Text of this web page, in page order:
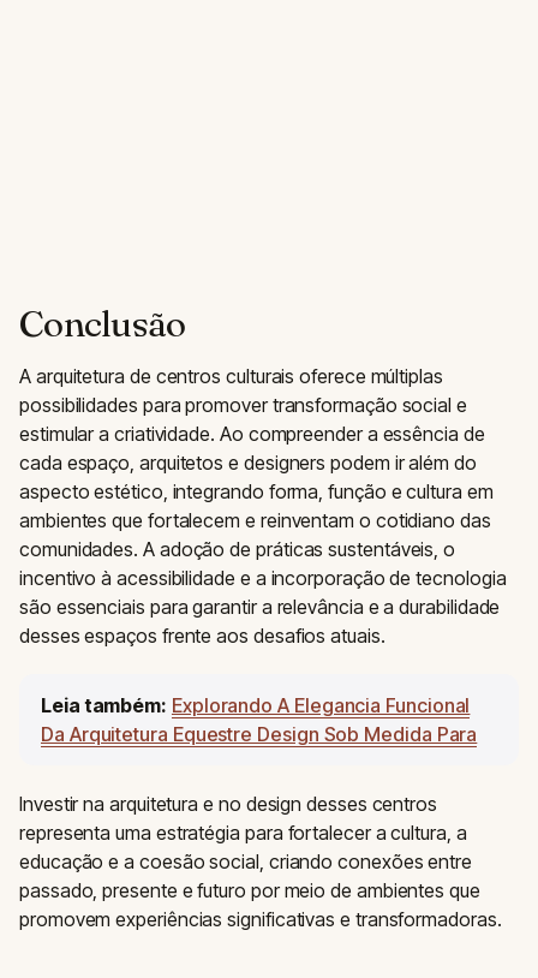
Conclusão
A arquitetura de centros culturais oferece múltiplas
possibilidades para promover transformação social e
estimular a criatividade. Ao compreender a essência de
cada espaço, arquitetos e designers podem ir além do
aspecto estético, integrando forma, função e cultura em
ambientes que fortalecem e reinventam o cotidiano das
comunidades. A adoção de práticas sustentáveis, o
incentivo à acessibilidade e a incorporação de tecnologia
são essenciais para garantir a relevância e a durabilidade
desses espaços frente aos desafios atuais.
Leia também: Explorando A Elegancia Funcional
Da Arquitetura Equestre Design Sob Medida Para
Investir na arquitetura e no design desses centros
representa uma estratégia para fortalecer a cultura, a
educação e a coesão social, criando conexões entre
passado, presente e futuro por meio de ambientes que
promovem experiências significativas e transformadoras.